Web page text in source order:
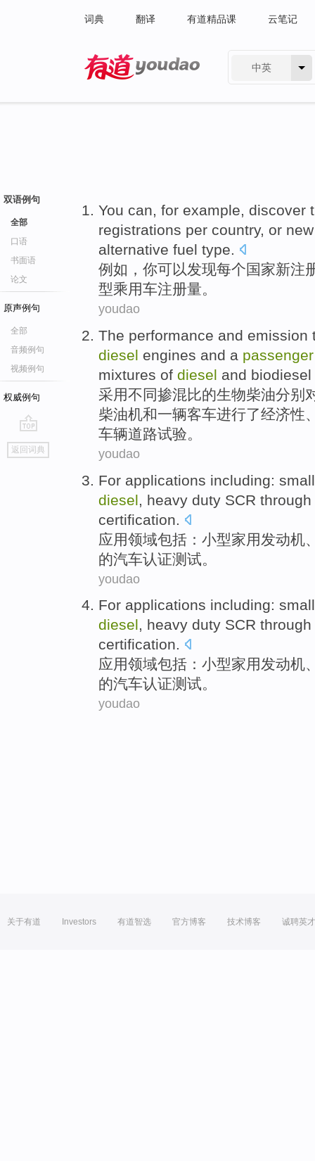
词典 翻译 有道精品课 云笔记
中英
双语例句
全部
口语
书面语
论文
原声例句
全部
音频例句
视频例句
权威例句
go
top
返回词典
You can, for example, discover
registrations per country, or
alternative fuel type.
例如 ， 你可以发现每个国家新注
型乘用车注册量。
youdao
The performance and emission
diesel engines and a passenger
mixtures of diesel and biodiesel
采用不同掺混比的生物柴油分别
柴油机和一辆客车进行了经济性
车辆道路试验。
youdao
For applications including: small
diesel , heavy duty SCR
certification
应用领域包括 ： 小型家用 发动机
的汽车认证测试 。
youdao
For applications including: small
diesel, heavy duty SCR
certification.
应用领域包括 ： 小型家用发动机
的汽车认证测试。
youdao
关于有道 Investors 有道智选 官方博客 技术博客 诚聘英才